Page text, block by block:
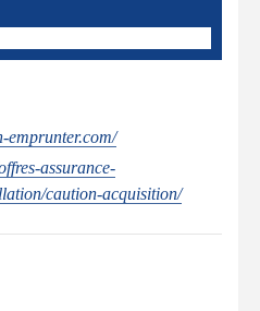
emprunter.com/
assurance-
caution-acquisition/